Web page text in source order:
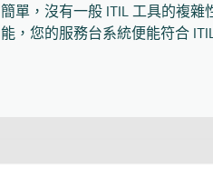
簡單，沒有一般 ITIL 工具的複
能，您的服務台系統便能符合